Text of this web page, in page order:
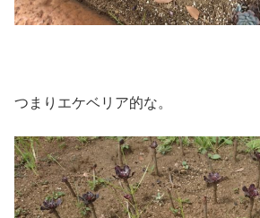
つまりエケベリア的な。